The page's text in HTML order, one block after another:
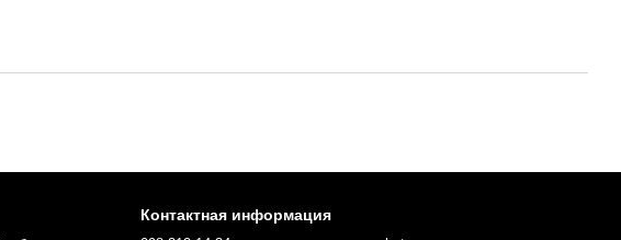
Контактная информация